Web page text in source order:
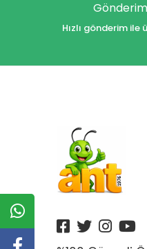
Alfa Yayınları
Alfabe Yayınları
Altın Karma
Altın Kitaplar
Altın Kitaplar
Altınyıldız
Hızlı gönderim ile